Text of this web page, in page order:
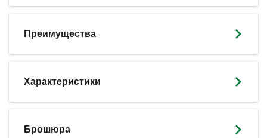
Преимущества
Характеристики
Брошюра